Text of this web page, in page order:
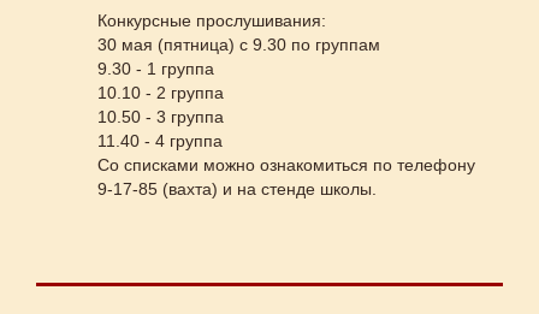
Конкурсные прослушивания:
30 мая (пятница) с 9.30 по группам
9.30 - 1 группа
10.10 - 2 группа
10.50 - 3 группа
11.40 - 4 группа
Со списками можно ознакомиться по телефону
9-17-85 (вахта) и на стенде школы.